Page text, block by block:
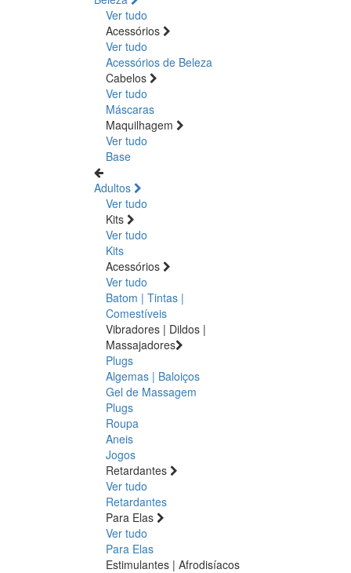
Ver tudo
Acessórios
Ver tudo
Acessórios de Beleza
Cabelos
Ver tudo
Máscaras
Maquilhagem
Ver tudo
Base
Adultos
Ver tudo
Kits
Ver tudo
Kits
Acessórios
Ver tudo
Batom | Tintas |
Comestíveis
Vibradores | Dildos |
Massajadores
Plugs
Algemas | Baloiços
Gel de Massagem
Plugs
Roupa
Aneis
Jogos
Retardantes
Ver tudo
Retardantes
Para Elas
Ver tudo
Para Elas
Estimulantes | Afrodisíacos